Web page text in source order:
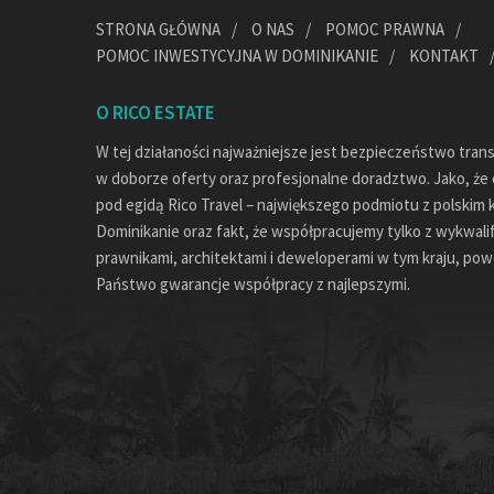
STRONA GŁÓWNA O NAS
POMOC PRAWNA
POMOC INWESTYCYJNA W DOMINIKANIE
KONTAKT
O RICO ESTATE
W tej działaności najważniejsze jest bezpieczeństwo
w doborze oferty oraz profesjonalne doradztwo. Jako, że
pod egidą Rico Travel – największego podmiotu z polskim
Dominikanie oraz fakt, że współpracujemy tylko z
prawnikami, architektami i deweloperami w tym kraju,
Państwo gwarancje współpracy z najlepszymi.